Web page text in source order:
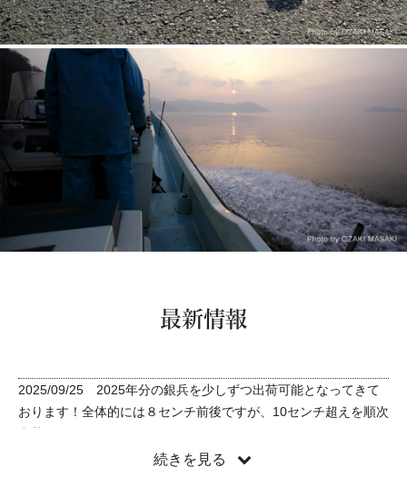
最新情報
2025/09/25 2025年分の銀兵を少しずつ出荷可能となってきて
おります！全体的には８センチ前後ですが、10センチ超えを順次
出荷しております。
2025/08/10 銀兵はご好評につき2024年分は完売しました。
続きを見る